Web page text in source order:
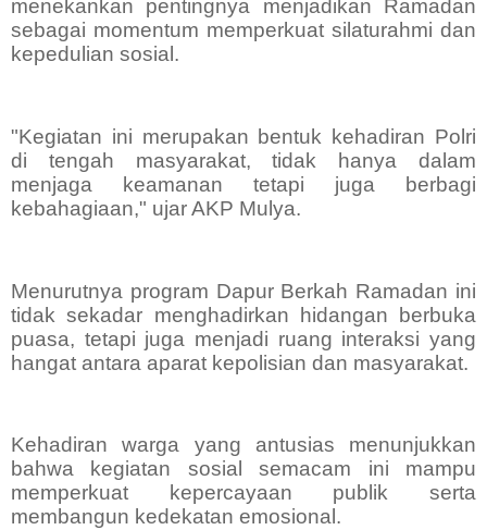
menekankan pentingnya menjadikan Ramadan
sebagai momentum memperkuat silaturahmi dan
kepedulian sosial.
"Kegiatan ini merupakan bentuk kehadiran Polri
di tengah masyarakat, tidak hanya dalam
menjaga keamanan tetapi juga berbagi
kebahagiaan," ujar AKP Mulya.
Menurutnya program Dapur Berkah Ramadan ini
tidak sekadar menghadirkan hidangan berbuka
puasa, tetapi juga menjadi ruang interaksi yang
hangat antara aparat kepolisian dan masyarakat.
Kehadiran warga yang antusias menunjukkan
bahwa kegiatan sosial semacam ini mampu
memperkuat kepercayaan publik serta
membangun kedekatan emosional.